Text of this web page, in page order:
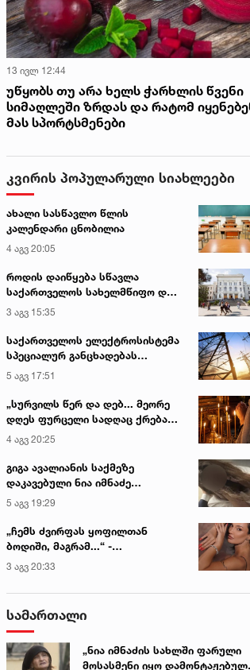
დღეიდან ავტომობილების
ტექინსპექტირება ფასიანი
იქნება
ლარს
13 ივლ 12:44
უწყობს თუ არა ხელს ჭარხლის წვენი
სიმაღლეში ზრდას და რატომ
მას სპორტსმენები
კვირის პოპულარული სიახლეები
ახალი სასწავლო წლის
კალენდარი ცნობილია
4 აგვ 20:05
როდის დაიწყება სწავლა
საქართველოს სახელმწიფო და
კერძო უნივერსიტეტებში
3 აგვ 15:35
საქართველოს ელექტროსისტემა
სპეციალურ განცხადებას
ავრცელებს
5 აგვ 17:51
„სურვილს წერ და დებ... მეორე
დღეს ფურცელი სადღაც ქრება
და სურვილი სრულდება...“ -
სასწაულმოქმედი ტაძარი შიდა
ქართლში
4 აგვ 20:25
გიგა ავალიანის საქმეზე
დაკავებული ნია იმნაძე
კლინიკაში გადაჰყავთ
5 აგვ 19:29
„ჩემს ძვირფას ყოფილთან
ბოდიში, მაგრამ...“ -
ალექსანდრა პაიჭაძის
გულწრფელი აღიარება
3 აგვ 20:33
სამართალი
„ნია იმნაძის სახლში ფარული
მოსასმენი იყო